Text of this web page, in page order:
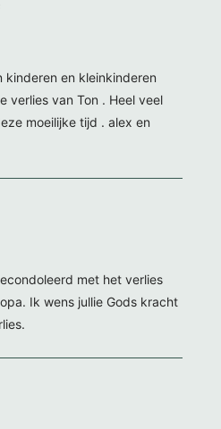
kinderen en kleinkinderen
verlies van Ton . Heel veel
moeilijke tijd . alex en
met het verlies
Ik wens jullie Gods kracht